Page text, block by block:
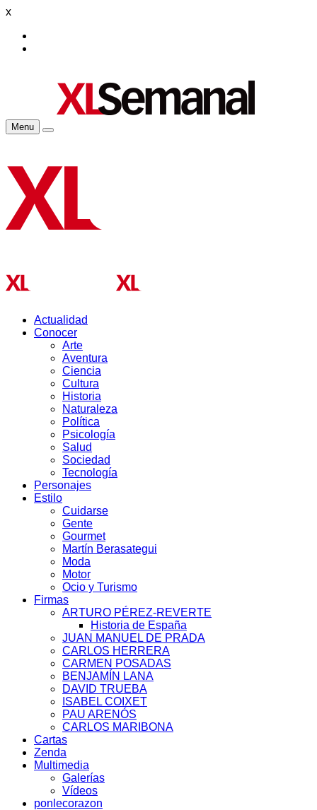
x
Menu
Actualidad
Conocer
Arte
Aventura
Ciencia
Cultura
Historia
Naturaleza
Política
Psicología
Salud
Sociedad
Tecnología
Personajes
Estilo
Cuidarse
Gente
Gourmet
Martín Berasategui
Moda
Motor
Ocio y Turismo
Firmas
ARTURO PÉREZ-REVERTE
Historia de España
JUAN MANUEL DE PRADA
CARLOS HERRERA
CARMEN POSADAS
BENJAMÍN LANA
DAVID TRUEBA
ISABEL COIXET
PAU ARENÓS
CARLOS MARIBONA
Cartas
Zenda
Multimedia
Galerías
Vídeos
ponlecorazon